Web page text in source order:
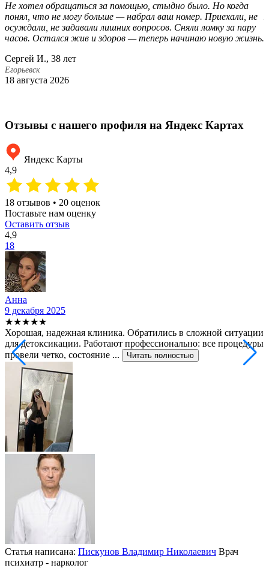
Не хотел обращаться за помощью, стыдно было. Но когда
понял, что не могу больше — набрал ваш номер. Приехали, не
осуждали, не задавали лишних вопросов. Сняли ломку за пару
часов. Остался жив и здоров — теперь начинаю новую жизнь.
Сергей И., 38 лет
Егорьевск
18 августа 2026
Отзывы с нашего профиля на Яндекс Картах
Яндекс Карты
4,9
18 отзывов • 20 оценок
Поставьте нам оценку
Оставить отзыв
4,9
18
Анна
9 декабря 2025
★★★★★
Хорошая, надежная клиника. Обратились в сложной ситуации
для детоксикации. Работают профессионально: все процедуры
провели четко, состояние ...
Читать полностью
Статья написана: Пискунов Владимир Николаевич Врач
психиатр - нарколог